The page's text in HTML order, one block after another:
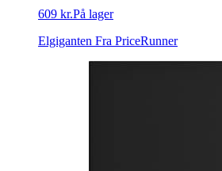
609 kr.På lager
Elgiganten Fra PriceRunner